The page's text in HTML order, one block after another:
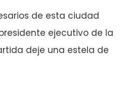
de esta ciudad
ejecutivo de la
deje una estela de